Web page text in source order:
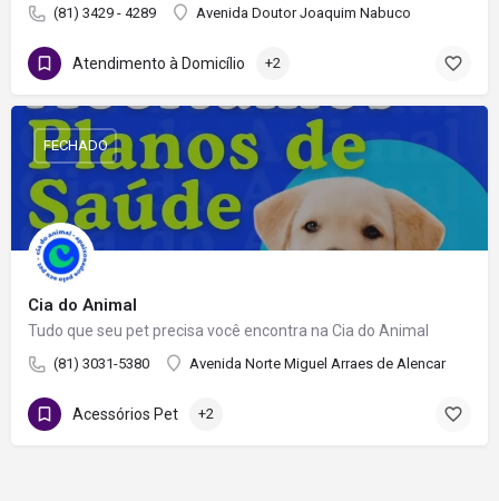
(81) 3429 - 4289 Avenida Doutor Joaquim Nabuco
Atendimento à Domicílio +2
Cia do Animal
Tudo que seu pet precisa você encontra na Cia do Animal
(81) 3031-5380 Avenida Norte Miguel Arraes de Alencar
FECHADO
Acessórios Pet +2